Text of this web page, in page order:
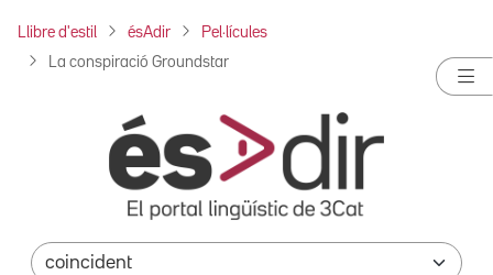
Llibre d'estil ésAdir Pel·lícules
La conspiració Groundstar